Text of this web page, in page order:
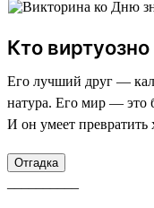
Кто
Его лучший друг —
натура. Его мир — это
И он умеет превратить
Отгадка